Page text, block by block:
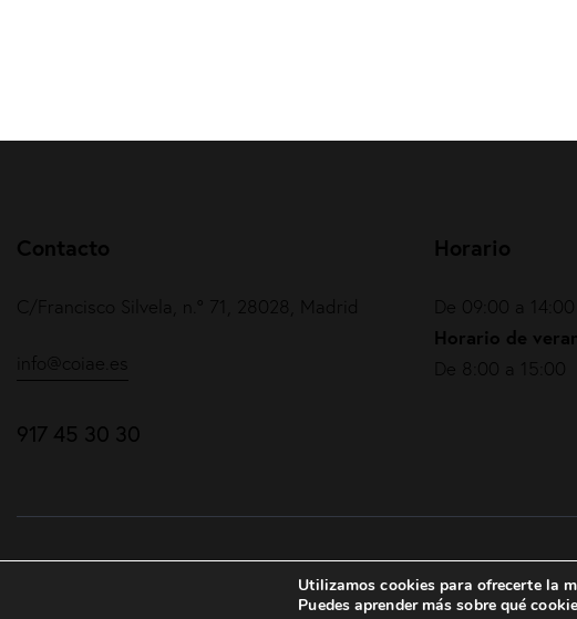
Contacto
C/Francisco Silvela, n.º 71, 28028, Madrid
info@coiae.es
917 45 30 30
Horario
De 09:00 a
Horario de
De 8:00 a 15:00
COIAE© 2026. Todos los derechos reservadosUtilizamos cookies para ofrecerte la
Puedes aprender más sobre qué